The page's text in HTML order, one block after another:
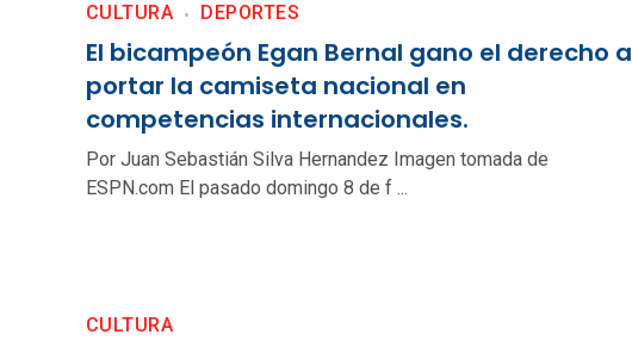
El bicampeón Egan Bernal gano el derecho a
portar la camiseta nacional en
competencias internacionales.
CULTURA DEPORTES
Por Juan Sebastián Silva Hernandez Imagen tomada de
ESPN.com El pasado domingo 8 de f ...
CULTURA